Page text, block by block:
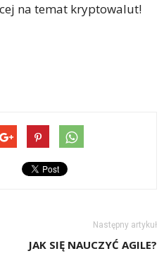
na temat kryptowalut!
Następny artykuł
JAK SIĘ NAUCZYĆ AGILE?